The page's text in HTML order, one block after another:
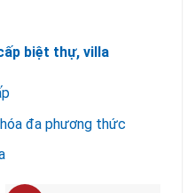
biệt thự, villa
đa phương thức